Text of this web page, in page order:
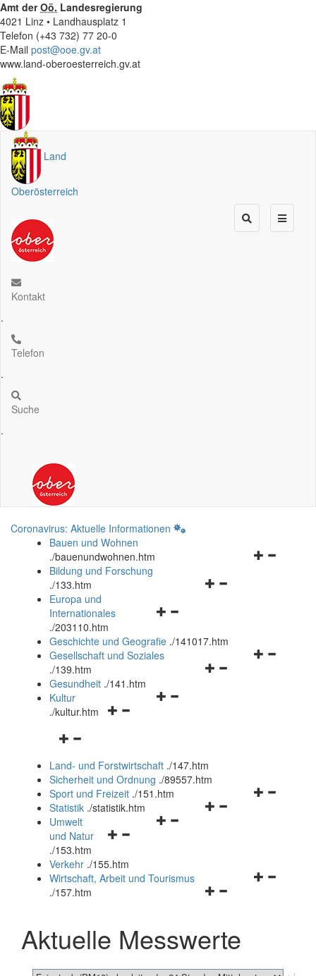
Amt derOö. Landesregierung
4021 Linz • Landhausplatz 1
Telefon (+43 732) 77 20-0
E-Mail post@ooe.gv.at
www.land-oberoesterreich.gv.at
Land
Oberösterreich
Kontakt
.
Telefon
.
Suche
.
Coronavirus: Aktuelle Informationen
Bauen und Wohnen
./bauenundwohnen.htm
Navigationsmenü
Bildung und Forschung
./133.htm
Navigationsmenü
und
schließen
Europa und
Internationales
./203110.htm
Geschichte und Geografie ./141017.htm
Navigationsmenü
Gesellschaft und Soziales
./139.htm
Navigationsmenü
Gesundheit ./141.htm
Navigationsmenü
Kultur
./kultur.htm
Navigationsmenü
und
schließen
Land- und Forstwirtschaft ./147.htm
Sicherheit und Ordnung ./89557.htm
Navigationsmenü
Sport und Freizeit ./151.htm
Navigationsmenü
Statistik ./statistik.htm
Navigationsmenü
und
schließen
Umwelt
und Natur
./153.htm
Verkehr ./155.htm
Navigationsmenü
schließen
Wirtschaft, Arbeit und Tourismus
./157.htm
Aktuelle Messwerte